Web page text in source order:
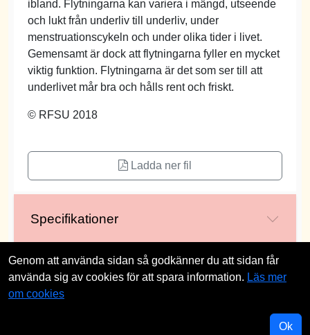
ibland. Flytningarna kan variera i mängd, utseende
och lukt från underliv till underliv, under
menstruationscykeln och under olika tider i livet.
Gemensamt är dock att flytningarna fyller en mycket
viktig funktion. Flytningarna är det som ser till att
underlivet mår bra och hålls rent och friskt.
© RFSU 2018
Ladda ner fil
Specifikationer
Genom att använda sidan så godkänner du att sidan får
använda sig av cookies för att spara information. Läs mer
om cookies
Ok